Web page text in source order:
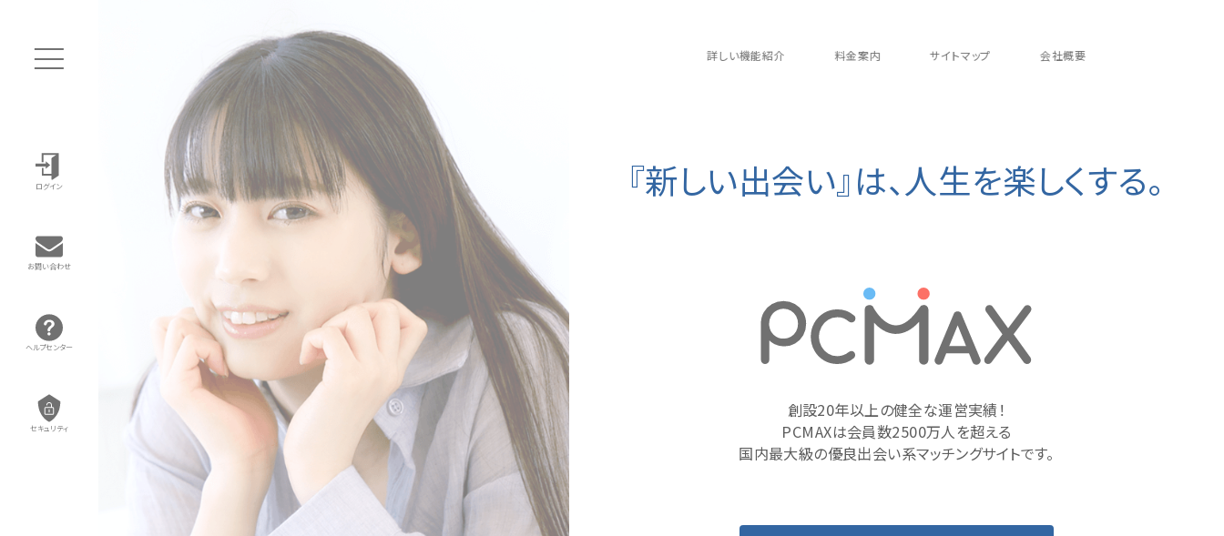
『新しい出会い』は、人生を楽しくする。
創設20年以上の健全な運営実績！
PCMAXは会員数2500万人を超える
国内最大級の優良出会い系マッチングサイトです。
詳しい機能紹介 料金案内 サイトマップ 会社概要
ログイン
お問い合わせ
ヘルプセンター
セキュリティ